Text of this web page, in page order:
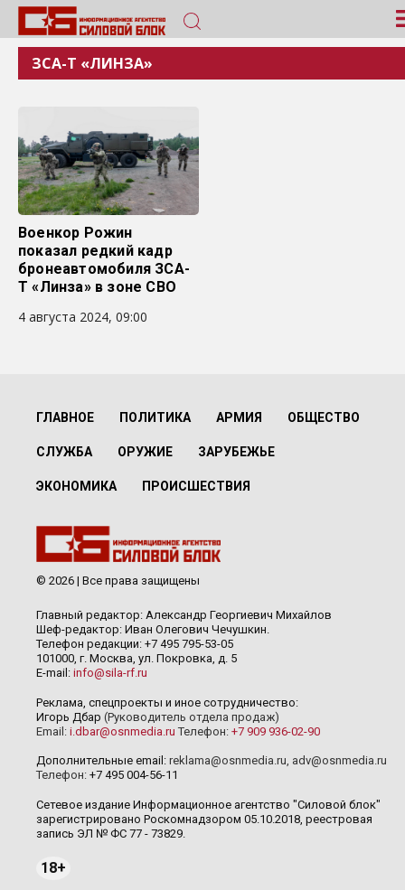
ЗСА-Т «ЛИНЗА»
Военкор Рожин
показал редкий кадр
бронеавтомобиля ЗСА-
Т «Линза» в зоне СВО
4 августа 2024, 09:00
ГЛАВНОЕ ПОЛИТИКА АРМИЯ ОБЩЕСТВО
СЛУЖБА ОРУЖИЕ ЗАРУБЕЖЬЕ
ЭКОНОМИКА ПРОИСШЕСТВИЯ
© 2026 | Все права защищены
Главный редактор: Александр Георгиевич Михайлов
Шеф-редактор: Иван Олегович Чечушкин.
Телефон редакции: +7 495 795-53-05
101000, г. Москва, ул. Покровка, д. 5
E-mail: info@sila-rf.ru
Реклама, спецпроекты и иное сотрудничество:
Игорь Дбар (Руководитель отдела продаж)
Email: i.dbar@osnmedia.ru Телефон: +7 909 936-02-90
Дополнительные email: reklama@osnmedia.ru, adv@osnmedia.ru
Телефон: +7 495 004-56-11
Сетевое издание Информационное агентство "Силовой блок"
зарегистрировано Роскомнадзором 05.10.2018, реестровая
запись ЭЛ № ФС 77 - 73829.
18+